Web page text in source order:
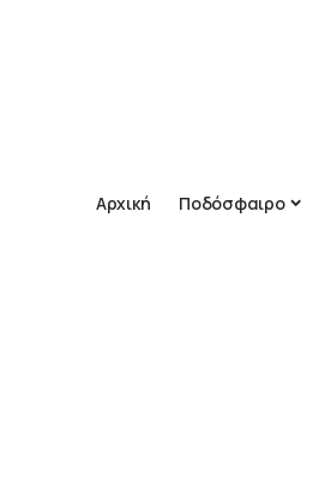
Αρχική Ποδόσφαιρο